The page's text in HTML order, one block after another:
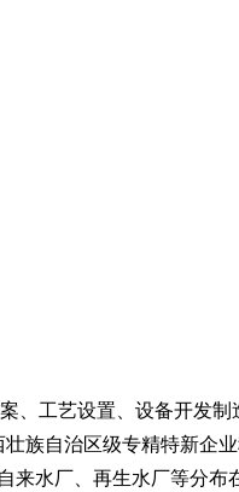
、工艺设置、设备开发
族自治区级专精特新企
来水厂、再生水厂等分